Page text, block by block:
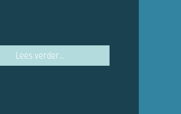
Lees verder...